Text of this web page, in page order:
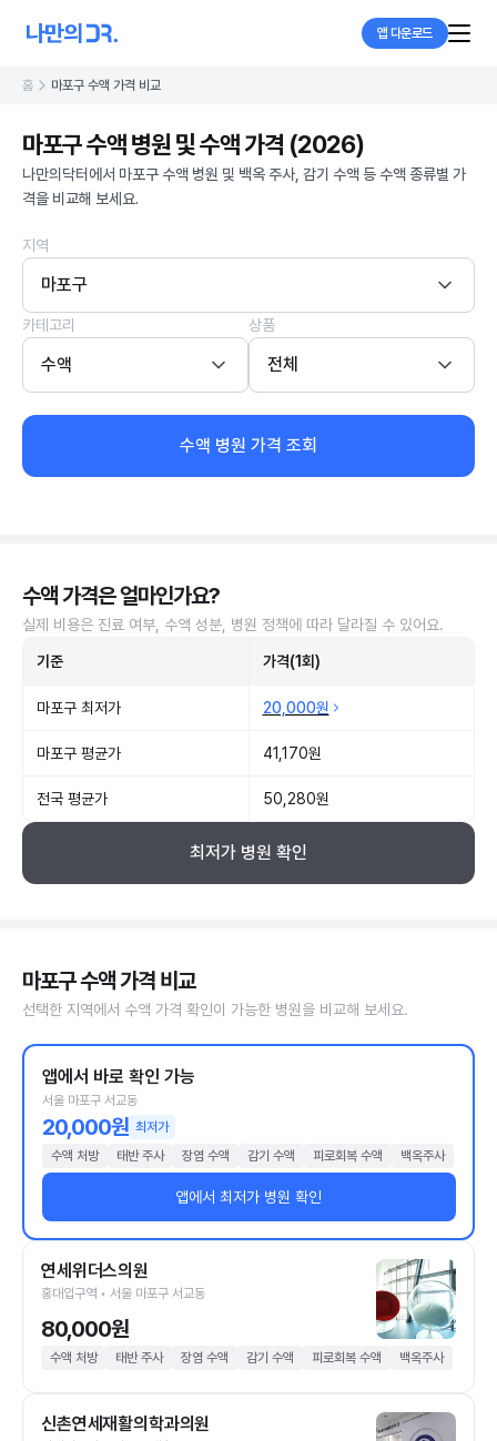
앱 다운로드
홈 마포구 수액 가격 비교
마포구 수액 병원 및 수액 가격 (2026)
나만의닥터에서 마포구 수액 병원 및 백옥 주사, 감기 수액 등 수액 종류별 가
격을 비교해 보세요.
지역
마포구
카테고리
수액
상품
전체
수액 병원 가격 조회
수액 가격은 얼마인가요?
실제 비용은 진료 여부, 수액 성분, 병원 정책에 따라 달라질 수 있어요.
기준 가격(1회)
마포구 최저가 20,000원
마포구 평균가 41,170원
전국 평균가 50,280원
최저가 병원 확인
마포구 수액 가격 비교
선택한 지역에서 수액 가격 확인이 가능한 병원을 비교해 보세요.
앱에서 바로 확인 가능
서울 마포구 서교동
20,000원 최저가
수액 처방
태반 주사 장염 수액 감기 수액 피로회복 수액 백옥주사
앱에서 최저가 병원 확인
연세위더스의원
홍대입구역 • 서울 마포구 서교동
80,000원
수액 처방 태반 주사 장염 수액 감기 수액 피로회복 수액 백옥주사
신촌연세재활의학과의원